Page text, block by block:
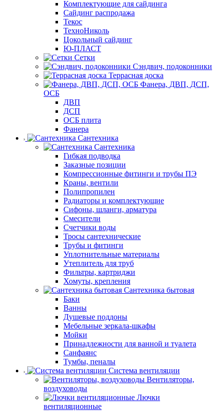
Комплектующие для сайдинга
Сайдинг распродажа
Текос
ТехноНиколь
Цокольный сайдинг
Ю-ПЛАСТ
Сетки
Сэндвич, подоконники
Террасная доска
Фанера, ДВП, ДСП,
ОСБ
ДВП
ДСП
ОСБ плита
Фанера
Сантехника
Сантехника
Гибкая подводка
Заказные позиции
Компрессионные фитинги и трубы ПЭ
Краны, вентили
Полипропилен
Радиаторы и комплектующие
Сифоны, шланги, арматура
Смесители
Счетчики воды
Тросы сантехнические
Трубы и фитинги
Уплотнительные материалы
Утеплитель для труб
Фильтры, картриджи
Хомуты, крепления
Сантехника бытовая
Баки
Ванны
Душевые поддоны
Мебельные зеркала-шкафы
Мойки
Принадлежности для ванной и туалета
Санфаянс
Тумбы, пеналы
Система вентиляции
Вентиляторы,
воздуховоды
Лючки
вентиляционные